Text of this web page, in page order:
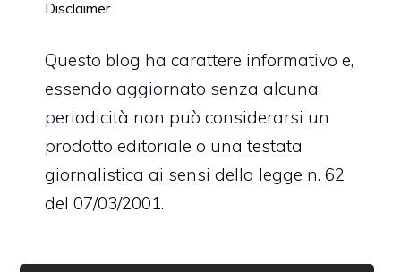
Disclaimer
Questo blog ha carattere informativo e,
essendo aggiornato senza alcuna
periodicità non può considerarsi un
prodotto editoriale o una testata
giornalistica ai sensi della legge n. 62
del 07/03/2001.